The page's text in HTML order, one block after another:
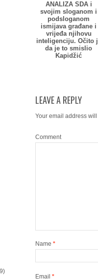
ANALIZA SDA i
svojim sloganom i
podsloganom
ismijava građane i
vrijeđa njihovu
inteligenciju. Očito
da je to smislio
Kapidžić
LEAVE A REPLY
Your email address
Comment
Name *
Email *